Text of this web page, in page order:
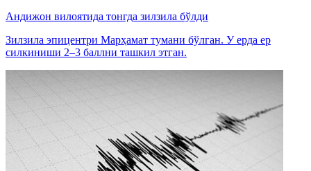
Андижон вилоятида тонгда зилзила бўлди
Зилзила эпицентри Марҳамат тумани бўлган. У ерда ер
силкиниши 2–3 баллни ташкил этган.